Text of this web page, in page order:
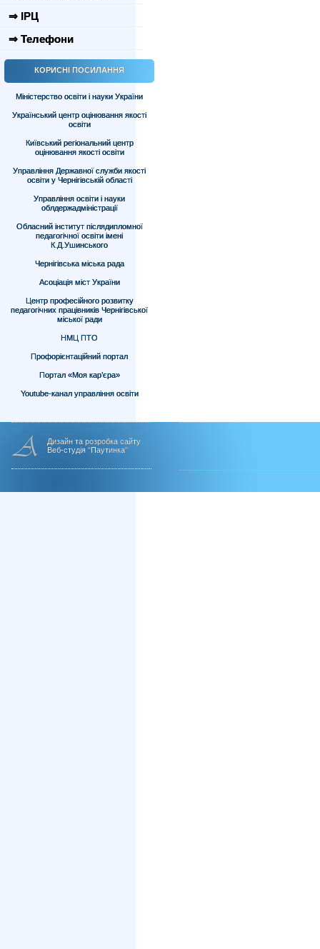
⇒ ІРЦ
⇒ Телефони
КОРИСНІ ПОСИЛАННЯ
Міністерство освіти і науки України
Український центр оцінювання якості
освіти
Київський регіональний центр
оцінювання якості освіти
Управління Державної служби якості
освіти у Чернігівській області
Управління освіти і науки
облдержадміністрації
Обласний інститут післядипломної
педагогічної освіти імені
К.Д.Ушинського
Чернігівська міська рада
Асоціація міст України
Центр професійного розвитку
педагогічних працівників Чернігівської
міської ради
НМЦ ПТО
Профорієнтаційний портал
Портал «Моя кар’єра»
Youtube-канал управління освіти
Дизайн та розробка сайту
Веб-студія "Паутинка"